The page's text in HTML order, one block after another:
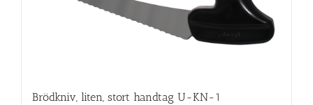
Brödkniv, liten, stort handtag U-KN-1